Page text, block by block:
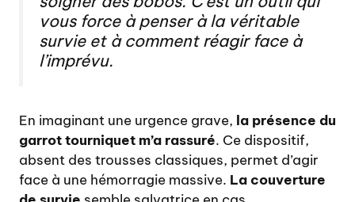
vous force à penser à la véritable
survie et à comment réagir face à
l’imprévu.
En imaginant une urgence grave, la présence du
garrot tourniquet m’a rassuré. Ce dispositif,
absent des trousses classiques, permet d’agir
face à une hémorragie massive. La couverture